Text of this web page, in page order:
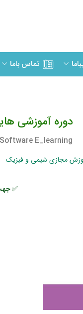
تماس باما
دوره آموزشی
E_learning
مجازی شیمی و فیزیک
✅